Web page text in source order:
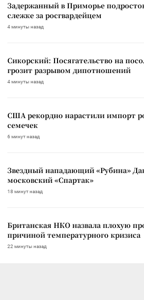
Задержанный в Приморье
слежке за росгвардейцем
4 минуты назад
Сикорский: Посягательство на
грозит разрывом дипотношений
4 минуты назад
США рекордно нарастили импорт
семечек
6 минут назад
Звездный нападающий «Рубина»
московский «Спартак»
18 минут назад
Британская НКО назвала плохую
причиной температурного кризиса
22 минуты назад